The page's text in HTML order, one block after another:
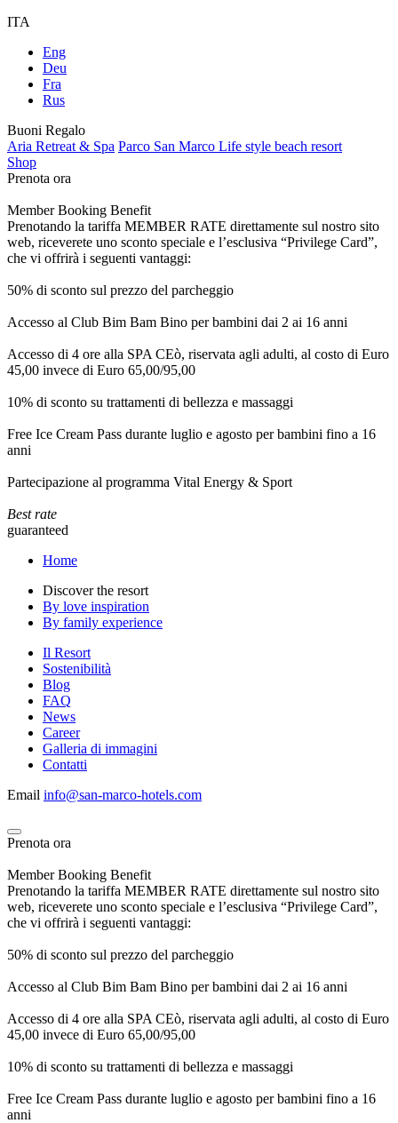
ITA
Eng
Deu
Fra
Rus
Buoni Regalo
Aria Retreat & Spa Parco San Marco Life style beach resort
Shop
Prenota ora
Member Booking Benefit
Prenotando la tariffa MEMBER RATE direttamente sul nostro sito
web, riceverete uno sconto speciale e l’esclusiva “Privilege Card”,
che vi offrirà i seguenti vantaggi:
50% di sconto sul prezzo del parcheggio
Accesso al Club Bim Bam Bino per bambini dai 2 ai 16 anni
Accesso di 4 ore alla SPA CEò, riservata agli adulti, al costo di Euro
45,00 invece di Euro 65,00/95,00
10% di sconto su trattamenti di bellezza e massaggi
Free Ice Cream Pass durante luglio e agosto per bambini fino a 16
anni
Partecipazione al programma Vital Energy & Sport
Best rate
guaranteed
Home
Discover the resort
By love inspiration
By family experience
Il Resort
Sostenibilità
Blog
FAQ
News
Career
Galleria di immagini
Contatti
Email info@san-marco-hotels.com
Prenota ora
Member Booking Benefit
Prenotando la tariffa MEMBER RATE direttamente sul nostro sito
web, riceverete uno sconto speciale e l’esclusiva “Privilege Card”,
che vi offrirà i seguenti vantaggi:
50% di sconto sul prezzo del parcheggio
Accesso al Club Bim Bam Bino per bambini dai 2 ai 16 anni
Accesso di 4 ore alla SPA CEò, riservata agli adulti, al costo di Euro
45,00 invece di Euro 65,00/95,00
10% di sconto su trattamenti di bellezza e massaggi
Free Ice Cream Pass durante luglio e agosto per bambini fino a 16
anni